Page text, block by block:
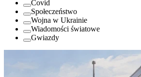
Covid
Społeczeństwo
Wojna w Ukrainie
Wiadomości światowe
Gwiazdy